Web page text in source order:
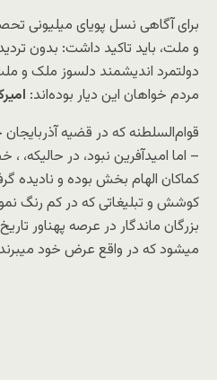
برای آگاهی نسل پویای میلیونی
دولتمرد اندیشمند دلسوز ملک و
مردم خواهان این دیار بوده‌اند:
قوام‌السلطنه که در قضیه
– اما امیدآفرین نبود، در
کماکان الهام بخش بوده و نادیده
کوشش و تبلیغاتی که در کم رنگ
بزرگان ماندگار در عرصه پهناور
میشود که در واقع عرض خود